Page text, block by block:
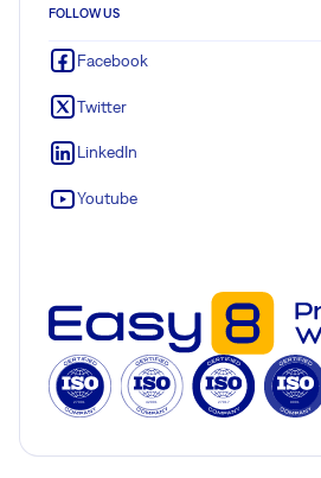
FOLLOW US
Facebook
Twitter
LinkedIn
Youtube